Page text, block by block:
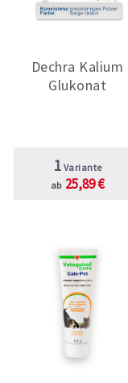
Dechra Kalium
Glukonat
1 Variante
ab 25,89 €